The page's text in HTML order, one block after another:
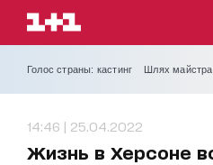
Голос страны: кастинг Шлях
14:46 | 25.04.2022
Жизнь в Херсоне